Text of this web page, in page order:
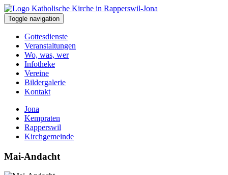
Toggle navigation
Gottesdienste
Veranstaltungen
Wo, was, wer
Infotheke
Vereine
Bildergalerie
Kontakt
Jona
Kempraten
Rapperswil
Kirchgemeinde
Mai-Andacht